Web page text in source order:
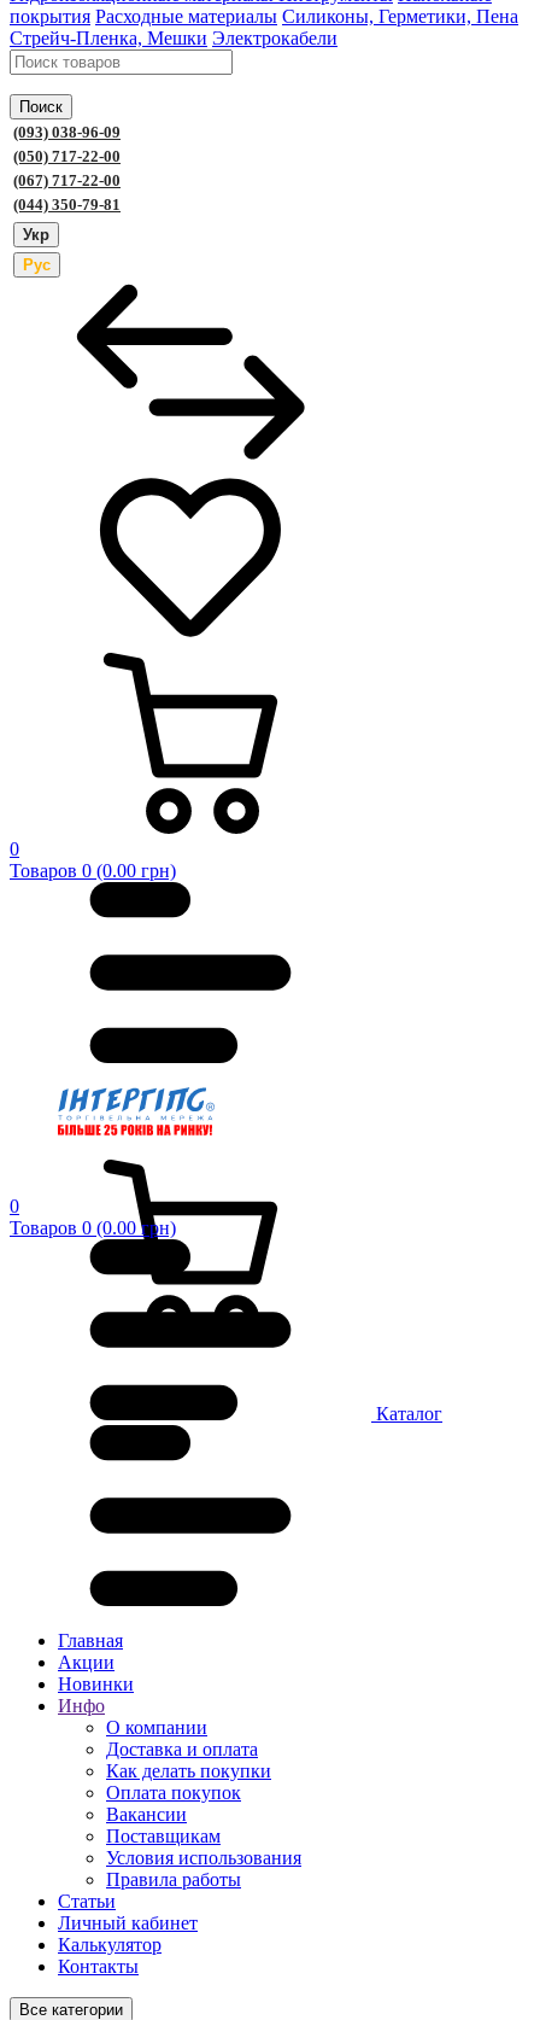
покрытия Расходные материалы Силиконы, Герметики, Пена
Стрейч-Пленка, Мешки Электрокабели
Поиск
(093) 038-96-09
(050) 717-22-00
(067) 717-22-00
(044) 350-79-81
Укр
Рус
0
Товаров 0 (0.00 грн)
0
Товаров 0 (0.00 грн)
Каталог
Главная
Акции
Новинки
Инфо
О компании
Доставка и оплата
Как делать покупки
Оплата покупок
Вакансии
Поставщикам
Условия использования
Правила работы
Статьи
Личный кабинет
Калькулятор
Контакты
Все категории